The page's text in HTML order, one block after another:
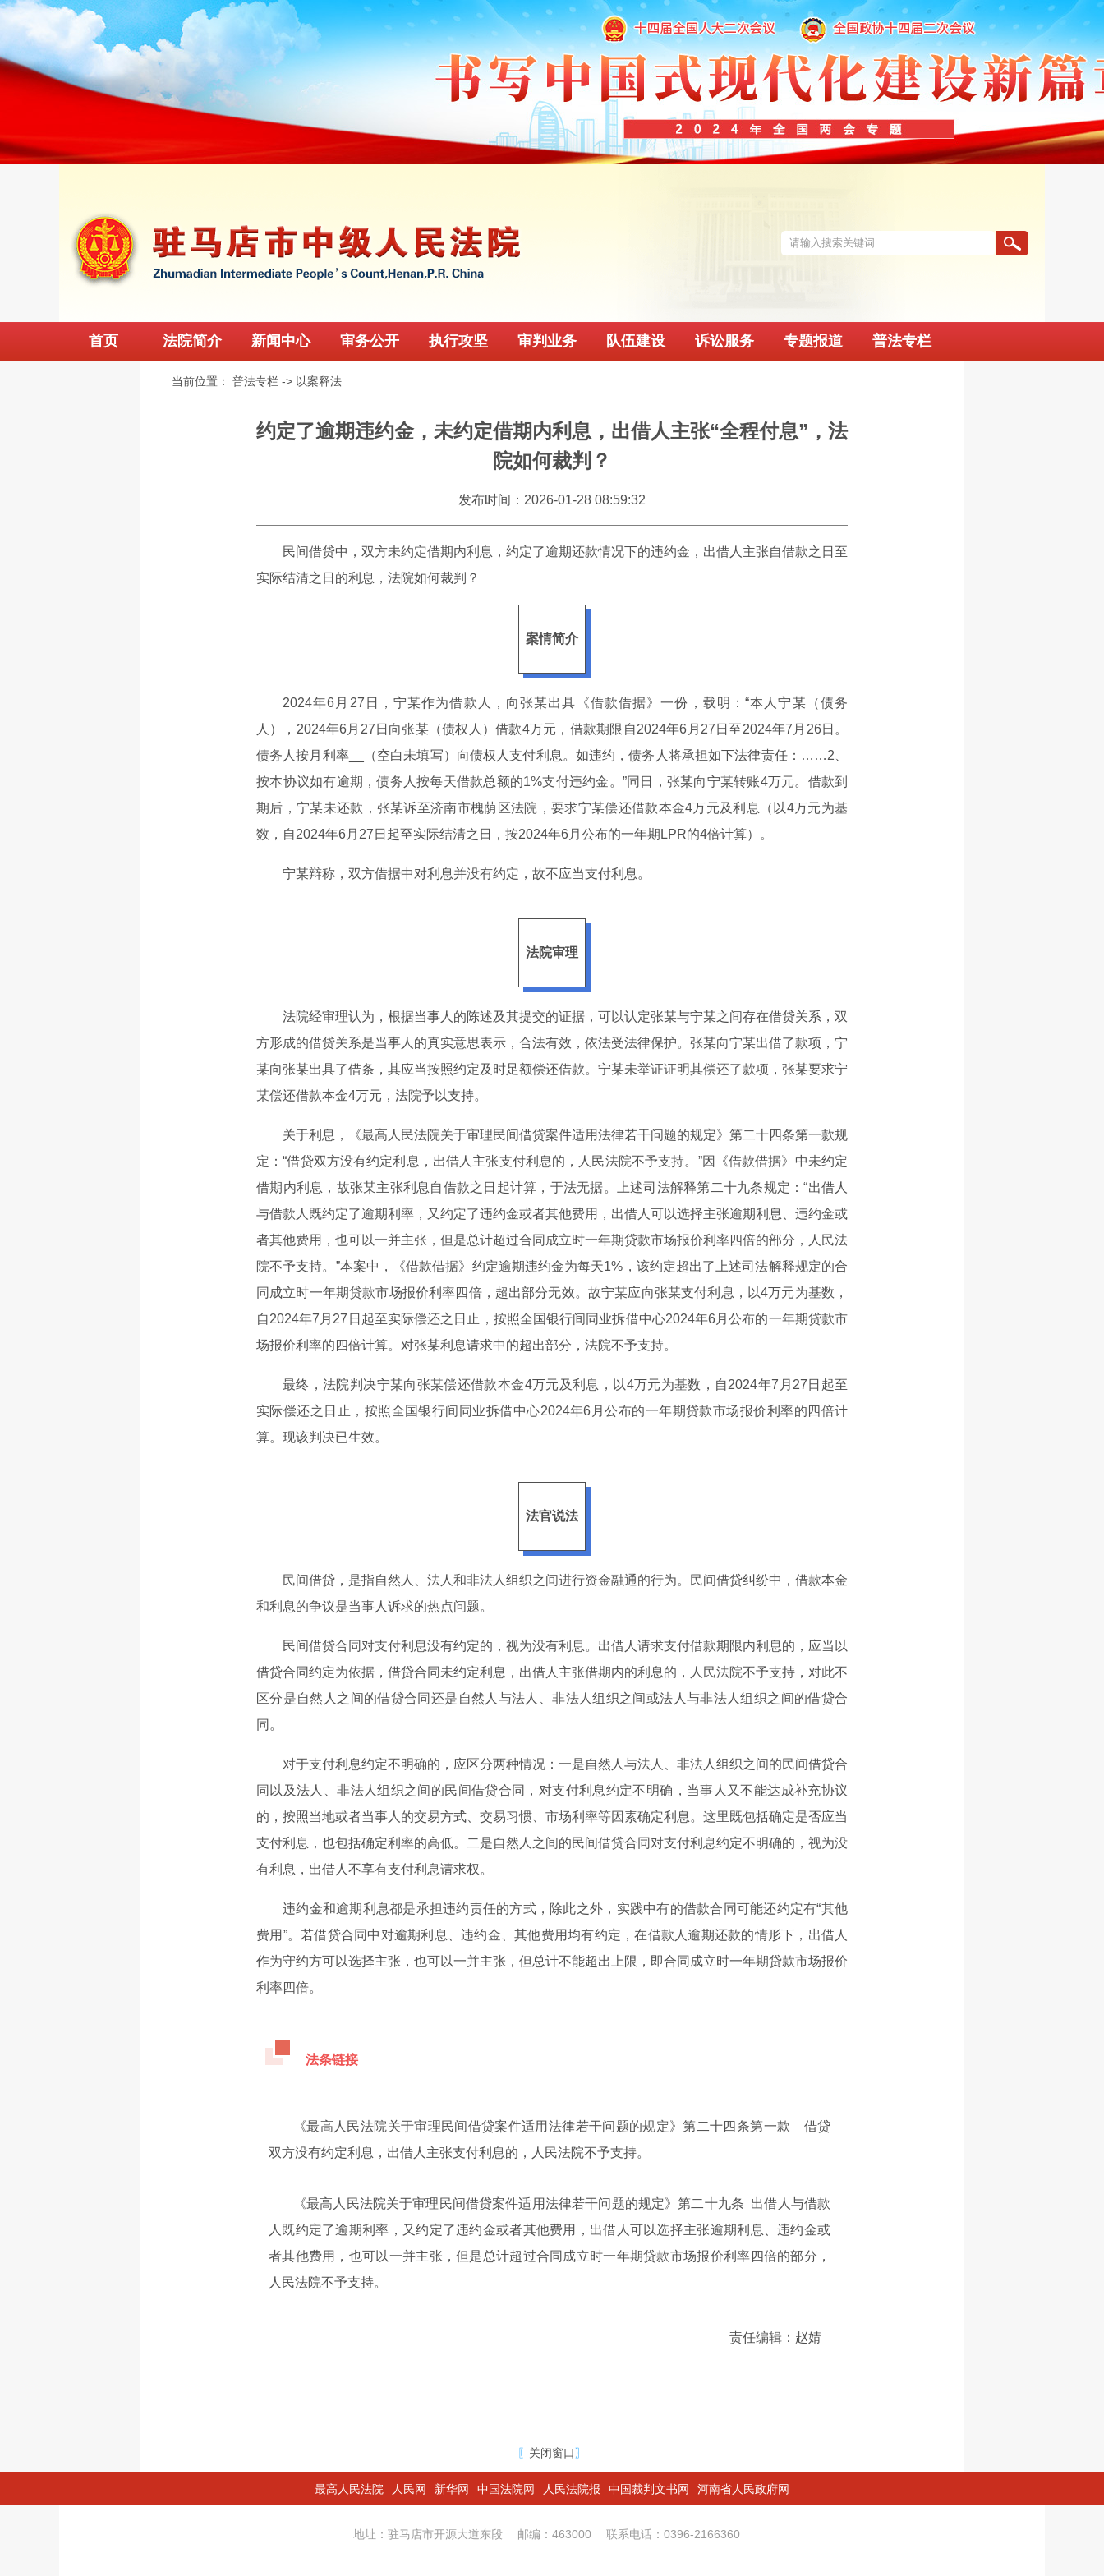
首页 法院简介 新闻中心 审务公开 执行攻坚 审判业务 队伍建设 诉讼服务 专题报道 普法专栏
当前位置：普法专栏 -> 以案释法
约定了逾期违约金，未约定借期内利息，出借人主张“全程付息”，法
院如何裁判？
发布时间：2026-01-28 08:59:32
民间借贷中，双方未约定借期内利息，约定了逾期还款情况下的违约金，出借人主张自借款之日至
实际结清之日的利息，法院如何裁判？
案情简介
2024年6月27日，宁某作为借款人，向张某出具《借款借据》一份，载明：“本人宁某（债务
人），2024年6月27日向张某（债权人）借款4万元，借款期限自2024年6月27日至2024年7月26日。
债务人按月利率__（空白未填写）向债权人支付利息。如违约，债务人将承担如下法律责任：……2、
按本协议如有逾期，债务人按每天借款总额的1%支付违约金。”同日，张某向宁某转账4万元。借款到
期后，宁某未还款，张某诉至济南市槐荫区法院，要求宁某偿还借款本金4万元及利息（以4万元为基
数，自2024年6月27日起至实际结清之日，按2024年6月公布的一年期LPR的4倍计算）。
宁某辩称，双方借据中对利息并没有约定，故不应当支付利息。
法院审理
法院经审理认为，根据当事人的陈述及其提交的证据，可以认定张某与宁某之间存在借贷关系，双
方形成的借贷关系是当事人的真实意思表示，合法有效，依法受法律保护。张某向宁某出借了款项，宁
某向张某出具了借条，其应当按照约定及时足额偿还借款。宁某未举证证明其偿还了款项，张某要求宁
某偿还借款本金4万元，法院予以支持。
关于利息，《最高人民法院关于审理民间借贷案件适用法律若干问题的规定》第二十四条第一款规
定：“借贷双方没有约定利息，出借人主张支付利息的，人民法院不予支持。”因《借款借据》中未约定
借期内利息，故张某主张利息自借款之日起计算，于法无据。上述司法解释第二十九条规定：“出借人
与借款人既约定了逾期利率，又约定了违约金或者其他费用，出借人可以选择主张逾期利息、违约金或
者其他费用，也可以一并主张，但是总计超过合同成立时一年期贷款市场报价利率四倍的部分，人民法
院不予支持。”本案中，《借款借据》约定逾期违约金为每天1%，该约定超出了上述司法解释规定的合
同成立时一年期贷款市场报价利率四倍，超出部分无效。故宁某应向张某支付利息，以4万元为基数，
自2024年7月27日起至实际偿还之日止，按照全国银行间同业拆借中心2024年6月公布的一年期贷款市
场报价利率的四倍计算。对张某利息请求中的超出部分，法院不予支持。
最终，法院判决宁某向张某偿还借款本金4万元及利息，以4万元为基数，自2024年7月27日起至
实际偿还之日止，按照全国银行间同业拆借中心2024年6月公布的一年期贷款市场报价利率的四倍计
算。现该判决已生效。
法官说法
民间借贷，是指自然人、法人和非法人组织之间进行资金融通的行为。民间借贷纠纷中，借款本金
和利息的争议是当事人诉求的热点问题。
民间借贷合同对支付利息没有约定的，视为没有利息。出借人请求支付借款期限内利息的，应当以
借贷合同约定为依据，借贷合同未约定利息，出借人主张借期内的利息的，人民法院不予支持，对此不
区分是自然人之间的借贷合同还是自然人与法人、非法人组织之间或法人与非法人组织之间的借贷合
同。
对于支付利息约定不明确的，应区分两种情况：一是自然人与法人、非法人组织之间的民间借贷合
同以及法人、非法人组织之间的民间借贷合同，对支付利息约定不明确，当事人又不能达成补充协议
的，按照当地或者当事人的交易方式、交易习惯、市场利率等因素确定利息。这里既包括确定是否应当
支付利息，也包括确定利率的高低。二是自然人之间的民间借贷合同对支付利息约定不明确的，视为没
有利息，出借人不享有支付利息请求权。
违约金和逾期利息都是承担违约责任的方式，除此之外，实践中有的借款合同可能还约定有“其他
费用”。若借贷合同中对逾期利息、违约金、其他费用均有约定，在借款人逾期还款的情形下，出借人
作为守约方可以选择主张，也可以一并主张，但总计不能超出上限，即合同成立时一年期贷款市场报价
利率四倍。
法条链接
《最高人民法院关于审理民间借贷案件适用法律若干问题的规定》第二十四条第一款 借贷
双方没有约定利息，出借人主张支付利息的，人民法院不予支持。
《最高人民法院关于审理民间借贷案件适用法律若干问题的规定》第二十九条 出借人与借款
人既约定了逾期利率，又约定了违约金或者其他费用，出借人可以选择主张逾期利息、违约金或
者其他费用，也可以一并主张，但是总计超过合同成立时一年期贷款市场报价利率四倍的部分，
人民法院不予支持。
责任编辑：赵婧
〖 关闭窗口〗
最高人民法院 人民网 新华网 中国法院网 人民法院报 中国裁判文书网 河南省人民政府网
地址：驻马店市开源大道东段 邮编：463000 联系电话：0396-2166360